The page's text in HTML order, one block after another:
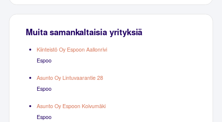
Muita samankaltaisia yrityksiä
Kiinteistö Oy Espoon Aallonrivi
Espoo
Asunto Oy Lintuvaarantie 28
Espoo
Asunto Oy Espoon Koivumäki
Espoo